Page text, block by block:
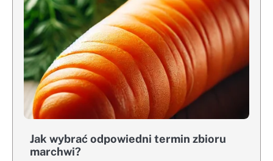
Jak wybrać odpowiedni termin zbioru
marchwi?